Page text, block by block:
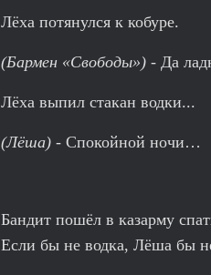
Лёха потянулся к кобуре.
(Бармен «Свободы») - Да
Лёха выпил стакан водки...
(Лёша) - Спокойной ночи…
Бандит пошёл в казарму
Если бы не водка, Лёша бы